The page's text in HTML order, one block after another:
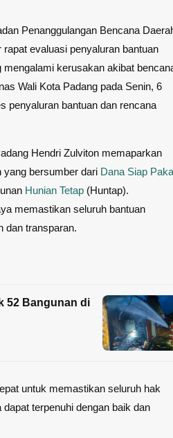
Penanggulangan Bencana
evaluasi penyaluran bantuan
kerusakan akibat
Wali Kota Padang pada Senin, 6
penyaluran bantuan dan rencana
Hendri Zulviton memaparkan
yang bersumber dari Dana Siap
Hunian Tetap (Huntap).
memastikan seluruh bantuan
dan transparan.
52 Bangunan di
untuk memastikan seluruh hak
terpenuhi dengan baik dan